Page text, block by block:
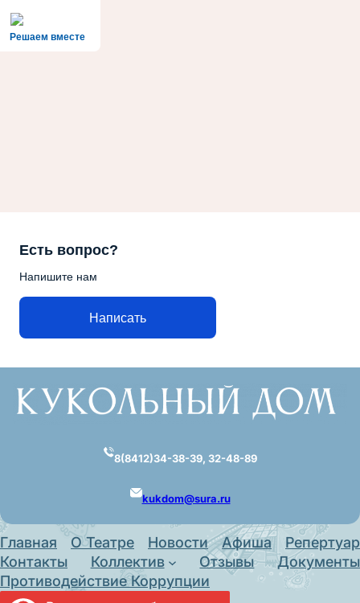
Решаем вместе
Есть вопрос?
Напишите нам
Написать
содержимому
8(8412)34-38-39, 32-48-89
kukdom@sura.ru
Главная О Театре Новости Афиша
Репертуар
Контакты
Коллектив Отзывы
Документы
Противодействие Коррупции